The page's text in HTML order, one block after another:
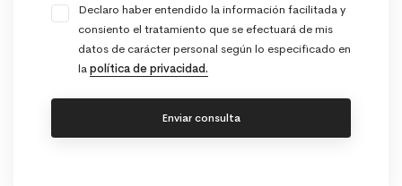
Declaro haber entendido la información facilitada y
consiento el tratamiento que se efectuará de mis
datos de carácter personal según lo especificado en
lapolítica de privacidad.